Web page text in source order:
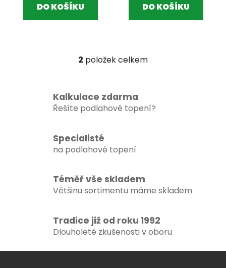
DO KOŠÍKU DO KOŠÍKU
O
á
d
p
v
k
y
ý
p
s
2 položek celkem
Kalkulace zdarma
Řešíte podlahové topení?
Specialisté
na podlahové topení
Téměř vše skladem
Většinu sortimentu máme skladem
Tradice již od roku 1992
Dlouholeté zkušenosti v oboru